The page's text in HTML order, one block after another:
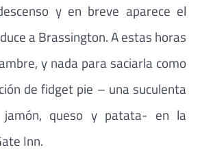
y en breve aparece el
a Brassington. A estas horas
y nada para saciarla como
de fidget pie – una suculenta
jamón, queso y patata- en la
Inn.